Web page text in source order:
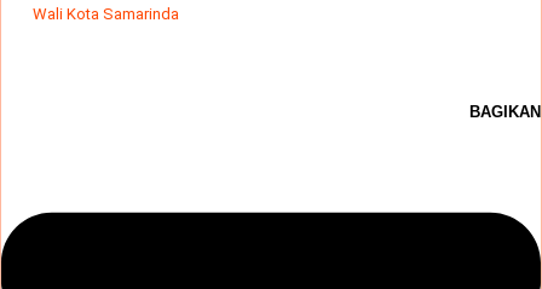
Wali Kota Samarinda
BAGIKAN